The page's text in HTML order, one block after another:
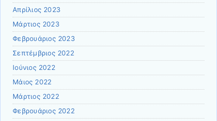
Απρίλιος 2023
Μάρτιος 2023
Φεβρουάριος 2023
Σεπτέμβριος 2022
Ιούνιος 2022
Μάιος 2022
Μάρτιος 2022
Φεβρουάριος 2022